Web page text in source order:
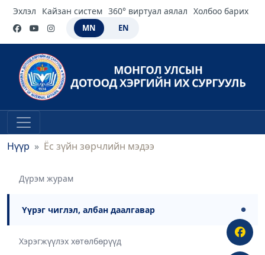
Эхлэл Кайзан систем 360° виртуал аялал Холбоо барих
MN EN
Нүүр Ёс зүйн зөрчлийн мэдээ
Дүрэм журам
Үүрэг чиглэл, албан даалгавар ●
Хэрэгжүүлэх хөтөлбөрүүд